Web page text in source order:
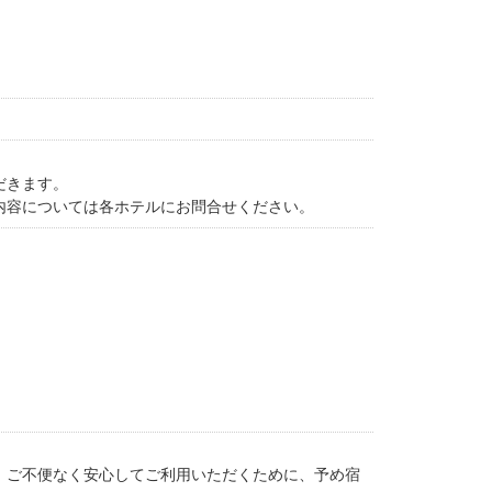
ます。
については各ホテルにお問合せください。
不便なく安心してご利用いただくために、予め宿